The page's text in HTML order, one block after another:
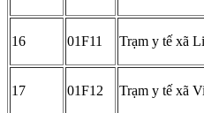
16 01F11 Trạm y tế xã
17 01F12 Trạm y tế xã